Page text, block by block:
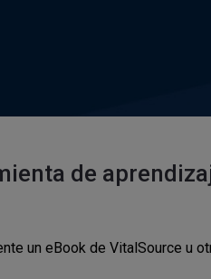
de
un eBook de VitalSource u